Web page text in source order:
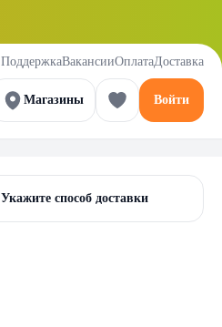
ПоддержкаВакансииОплатаДоставка
Магазины Войти
Укажите способ доставки